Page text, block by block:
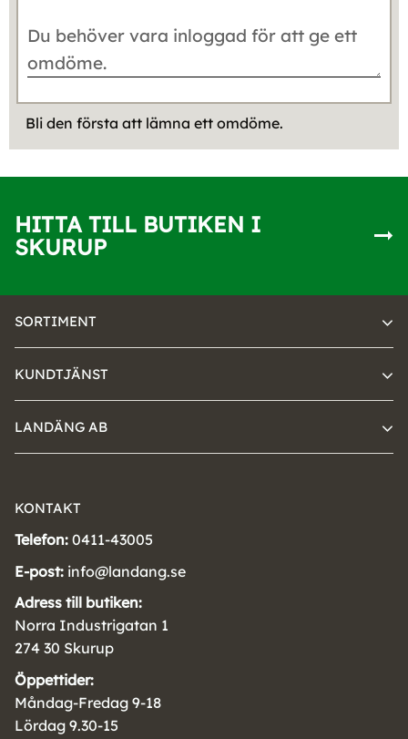
Bli den första att lämna ett omdöme.
HITTA TILL BUTIKEN I
SKURUP
SORTIMENT
KUNDTJÄNST
LANDÄNG AB
KONTAKT
Telefon: 0411-43005
E-post: info@landang.se
Adress till butiken:
Norra Industrigatan 1
274 30 Skurup
Öppettider:
Måndag-Fredag 9-18
Lördag 9.30-15